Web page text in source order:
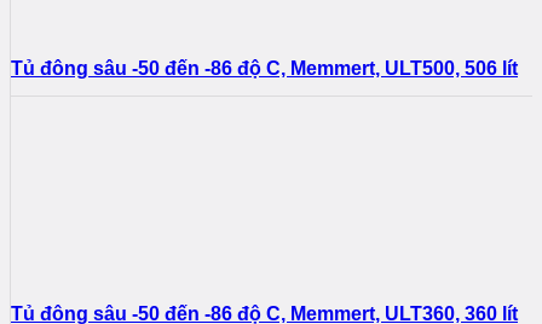
Tủ đông sâu -50 đến -86 độ C, Memmert, ULT500, 506 lít
Tủ đông sâu -50 đến -86 độ C, Memmert, ULT360, 360 lít